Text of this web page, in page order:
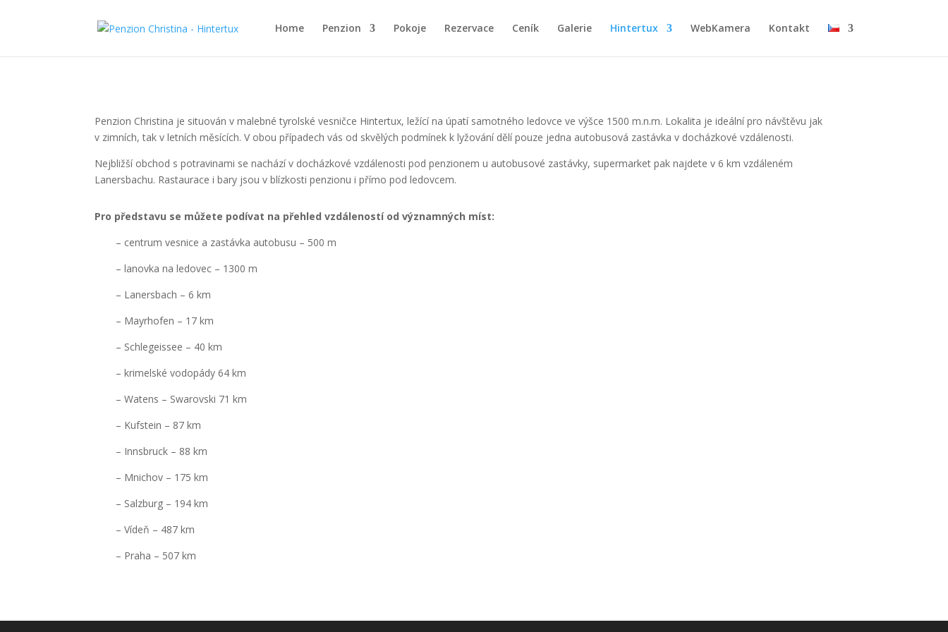
Home Penzion Pokoje Rezervace Ceník Galerie Hintertux WebKamera Kontakt
Penzion Christina je situován v malebné tyrolské vesničce Hintertux, ležící na úpatí samotného ledovce ve výšce 1500 m.n.m. Lokalita je ideální pro návštěvu jak
v zimních, tak v letních měsících. V obou případech vás od skvělých podmínek k lyžování dělí pouze jedna autobusová zastávka v docházkové vzdálenosti.
Nejbližší obchod s potravinami se nachází v docházkové vzdálenosti pod penzionem u autobusové zastávky, supermarket pak najdete v 6 km vzdáleném
Lanersbachu. Rastaurace i bary jsou v blízkosti penzionu i přímo pod ledovcem.
Pro představu se můžete podívat na přehled vzdáleností od významných míst:
– centrum vesnice a zastávka autobusu – 500 m
– lanovka na ledovec – 1300 m
– Lanersbach – 6 km
– Mayrhofen – 17 km
– Schlegeissee – 40 km
– krimelské vodopády 64 km
– Watens – Swarovski 71 km
– Kufstein – 87 km
– Innsbruck – 88 km
– Mnichov – 175 km
– Salzburg – 194 km
– Vídeň – 487 km
– Praha – 507 km